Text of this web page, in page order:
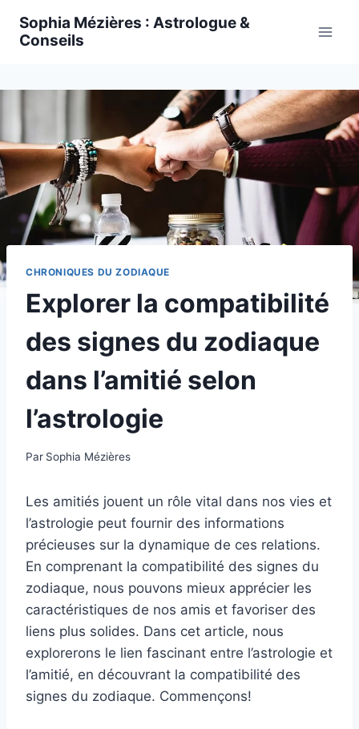
Sophia Mézières : Astrologue &
Conseils
CHRONIQUES DU ZODIAQUE
Explorer la compatibilité
des signes du zodiaque
dans l’amitié selon
l’astrologie
Par Sophia Mézières
Les amitiés jouent un rôle vital dans nos vies et
l’astrologie peut fournir des informations
précieuses sur la dynamique de ces relations.
En comprenant la compatibilité des signes du
zodiaque, nous pouvons mieux apprécier les
caractéristiques de nos amis et favoriser des
liens plus solides. Dans cet article, nous
explorerons le lien fascinant entre l’astrologie et
l’amitié, en découvrant la compatibilité des
signes du zodiaque. Commençons!